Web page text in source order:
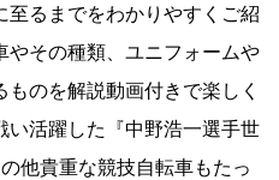
至るまでをわかりやすくご紹
やその種類、ユニフォームや
のを解説動画付きで楽しく
い活躍した『中野浩一選手世
他貴重な競技自転車もたっ